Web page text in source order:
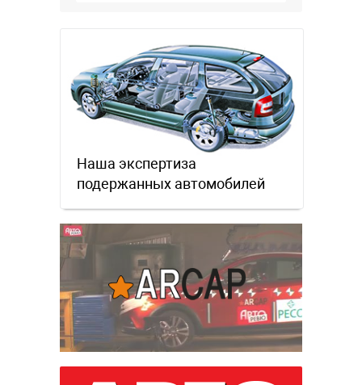
Наша экспертиза
подержанных автомобилей